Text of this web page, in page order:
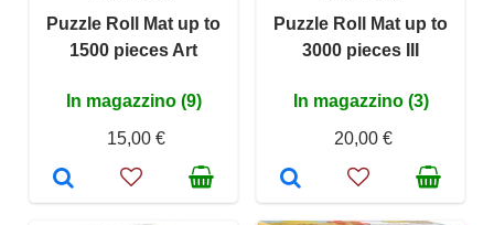
Puzzle Roll Mat up to
1500 pieces Art
In magazzino (9)
15,00 €
Puzzle Roll Mat up to
3000 pieces III
In magazzino (3)
20,00 €